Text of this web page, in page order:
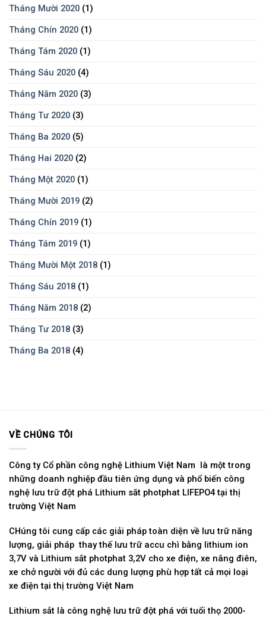
Tháng Mười 2020 (1)
Tháng Chín 2020 (1)
Tháng Tám 2020 (1)
Tháng Sáu 2020 (4)
Tháng Năm 2020 (3)
Tháng Tư 2020 (3)
Tháng Ba 2020 (5)
Tháng Hai 2020 (2)
Tháng Một 2020 (1)
Tháng Mười 2019 (2)
Tháng Chín 2019 (1)
Tháng Tám 2019 (1)
Tháng Mười Một 2018 (1)
Tháng Sáu 2018 (1)
Tháng Năm 2018 (2)
Tháng Tư 2018 (3)
Tháng Ba 2018 (4)
VỀ CHÚNG TÔI
Công ty Cổ phần công nghệ Lithium Việt Nam là một trong
những doanh nghiệp đầu tiên ứng dụng và phổ biến công
nghệ lưu trữ đột phá Lithium săt photphat LIFEPO4 tại thị
trường Việt Nam
CHúng tôi cung cấp các giải pháp toàn diện về lưu trữ năng
lượng, giải pháp thay thế lưu trữ accu chì bằng lithium ion
3,7V và Lithium sắt photphat 3,2V cho xe điện, xe nâng điên,
xe chở người với đủ các dung lượng phù hợp tất cả mọi loại
xe điện tại thị trường Việt Nam
Lithium sắt là công nghệ lưu trữ đột phá với tuổi thọ 2000-